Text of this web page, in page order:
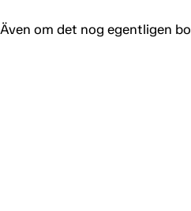
Även om det nog egentligen